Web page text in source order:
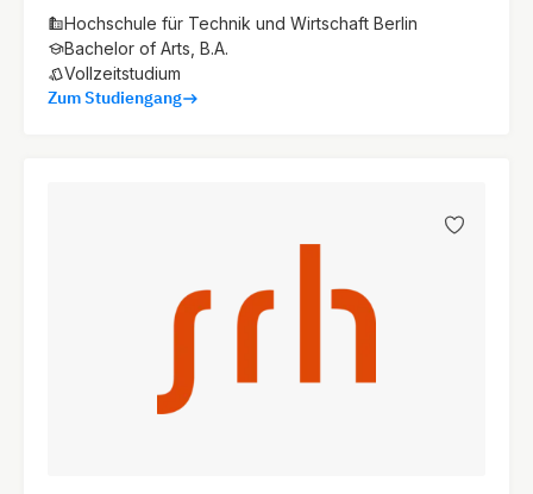
Hochschule für Technik und Wirtschaft Berlin
Bachelor of Arts, B.A.
Vollzeitstudium
Zum Studiengang